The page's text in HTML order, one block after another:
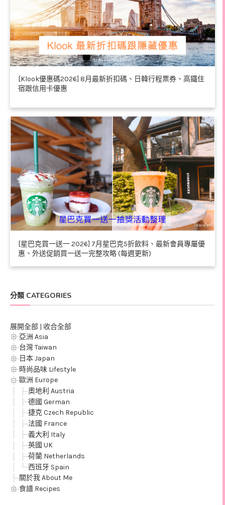
[Klook優惠碼2026] 8月最新折扣碼、日韓行程票券、高鐵住
宿跟信用卡優惠
[星巴克買一送一 2026] 7月星巴克5折飲料、最新會員專屬優
惠、外送促銷買一送一完整攻略 (每週更新)
分類 CATEGORIES
展開全部 | 收合全部
亞洲 Asia
台灣 Taiwan
日本 Japan
時尚品味 Lifestyle
歐洲 Europe
奧地利 Austria
德國 German
捷克 Czech Republic
法國 France
義大利 Italy
英國 UK
荷蘭 Netherlands
西班牙 Spain
關於我 About Me
食譜 Recipes